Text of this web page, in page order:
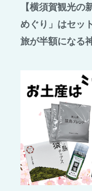
【横須賀観光の
めぐり」はセッ
旅が半額になる